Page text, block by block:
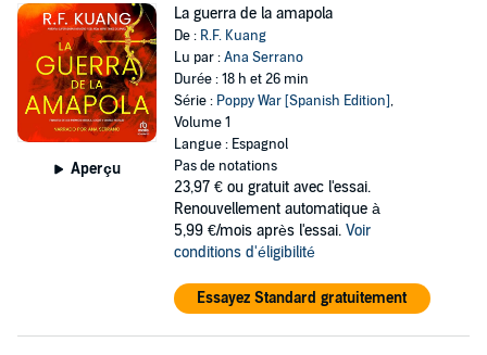
Aperçu
La guerra de la amapola
De : R.F. Kuang
Lu par :Ana Serrano
Durée : 18 h et 26 min
Série : Poppy War [Spanish Edition],
Volume 1
Langue : Espagnol
Pas de notations
23,97 € ou gratuit avec l'essai.
Renouvellement automatique à
5,99 €/mois après l'essai. Voir
conditions d'éligibilité
Essayez Standard gratuitement